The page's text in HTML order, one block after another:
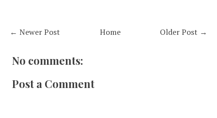
← Newer Post Older Post →
Home
No comments:
Post a Comment